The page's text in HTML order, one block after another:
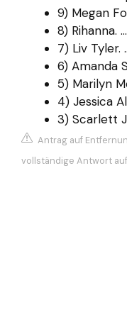
9) Megan
8) Rihanna. ...
7) Liv Tyler.
6) Amanda
5) Marilyn
4) Jessica
3) Scarlett
Antrag auf
vollständige Antwort